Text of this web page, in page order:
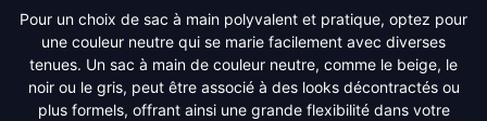
Pour un choix de sac à main polyvalent et pratique, optez pour
une couleur neutre qui se marie facilement avec diverses
tenues. Un sac à main de couleur neutre, comme le beige, le
noir ou le gris, peut être associé à des looks décontractés ou
plus formels, offrant ainsi une grande flexibilité dans votre